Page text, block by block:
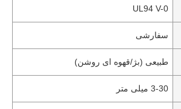
UL94 V-0
سفارشی
طبیعی (بژ/قهوه ای روشن)
3-30 میلی متر